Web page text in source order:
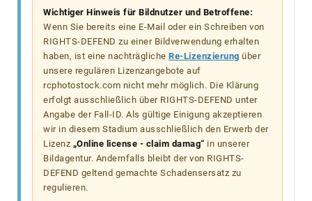
Wichtiger Hinweis für Bildnutzer und Betroffene:
Wenn Sie bereits eine E-Mail oder ein Schreiben von
RIGHTS-DEFEND zu einer Bildverwendung erhalten
haben, ist eine nachträgliche Re-Lizenzierung über
unsere regulären Lizenzangebote auf
rcphotostock.com nicht mehr möglich. Die Klärung
erfolgt ausschließlich über RIGHTS-DEFEND unter
Angabe der Fall-ID. Als gültige Einigung akzeptieren
wir in diesem Stadium ausschließlich den Erwerb der
Lizenz „Online license - claim damag“ in unserer
Bildagentur. Andernfalls bleibt der von RIGHTS-
DEFEND geltend gemachte Schadensersatz zu
regulieren.